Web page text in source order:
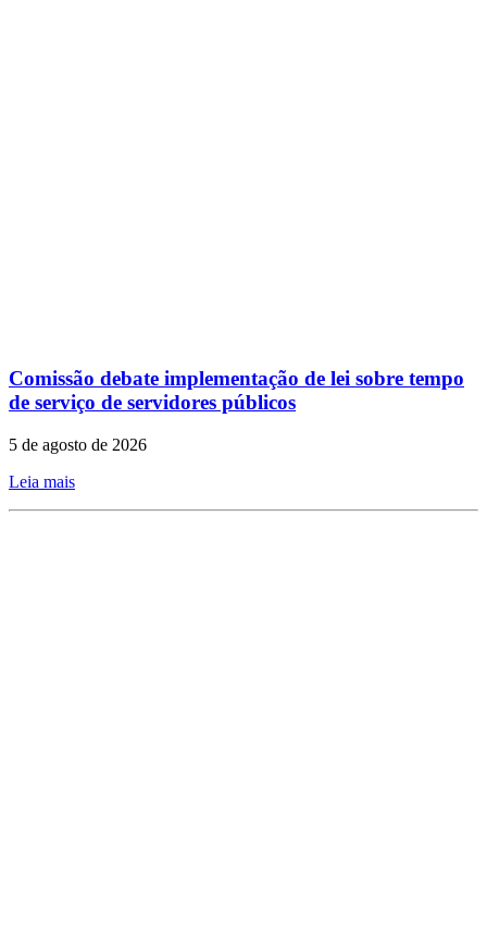
Comissão debate implementação de lei sobre tempo
de serviço de servidores públicos
5 de agosto de 2026
Leia mais